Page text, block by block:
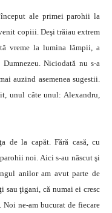
ale primei parohii la
copiii. Deşi trăiau extrem
vreme la lumina lămpii, a
Niciodată nu s-a
auzind asemenea sugestii.
unul câte unul: Alexandru,
de la capăt. Fără casă, cu
noi. Aici s-au născut şi
anilor am avut parte de
sau ţigani, că numai ei cresc
ne-am bucurat de fiecare